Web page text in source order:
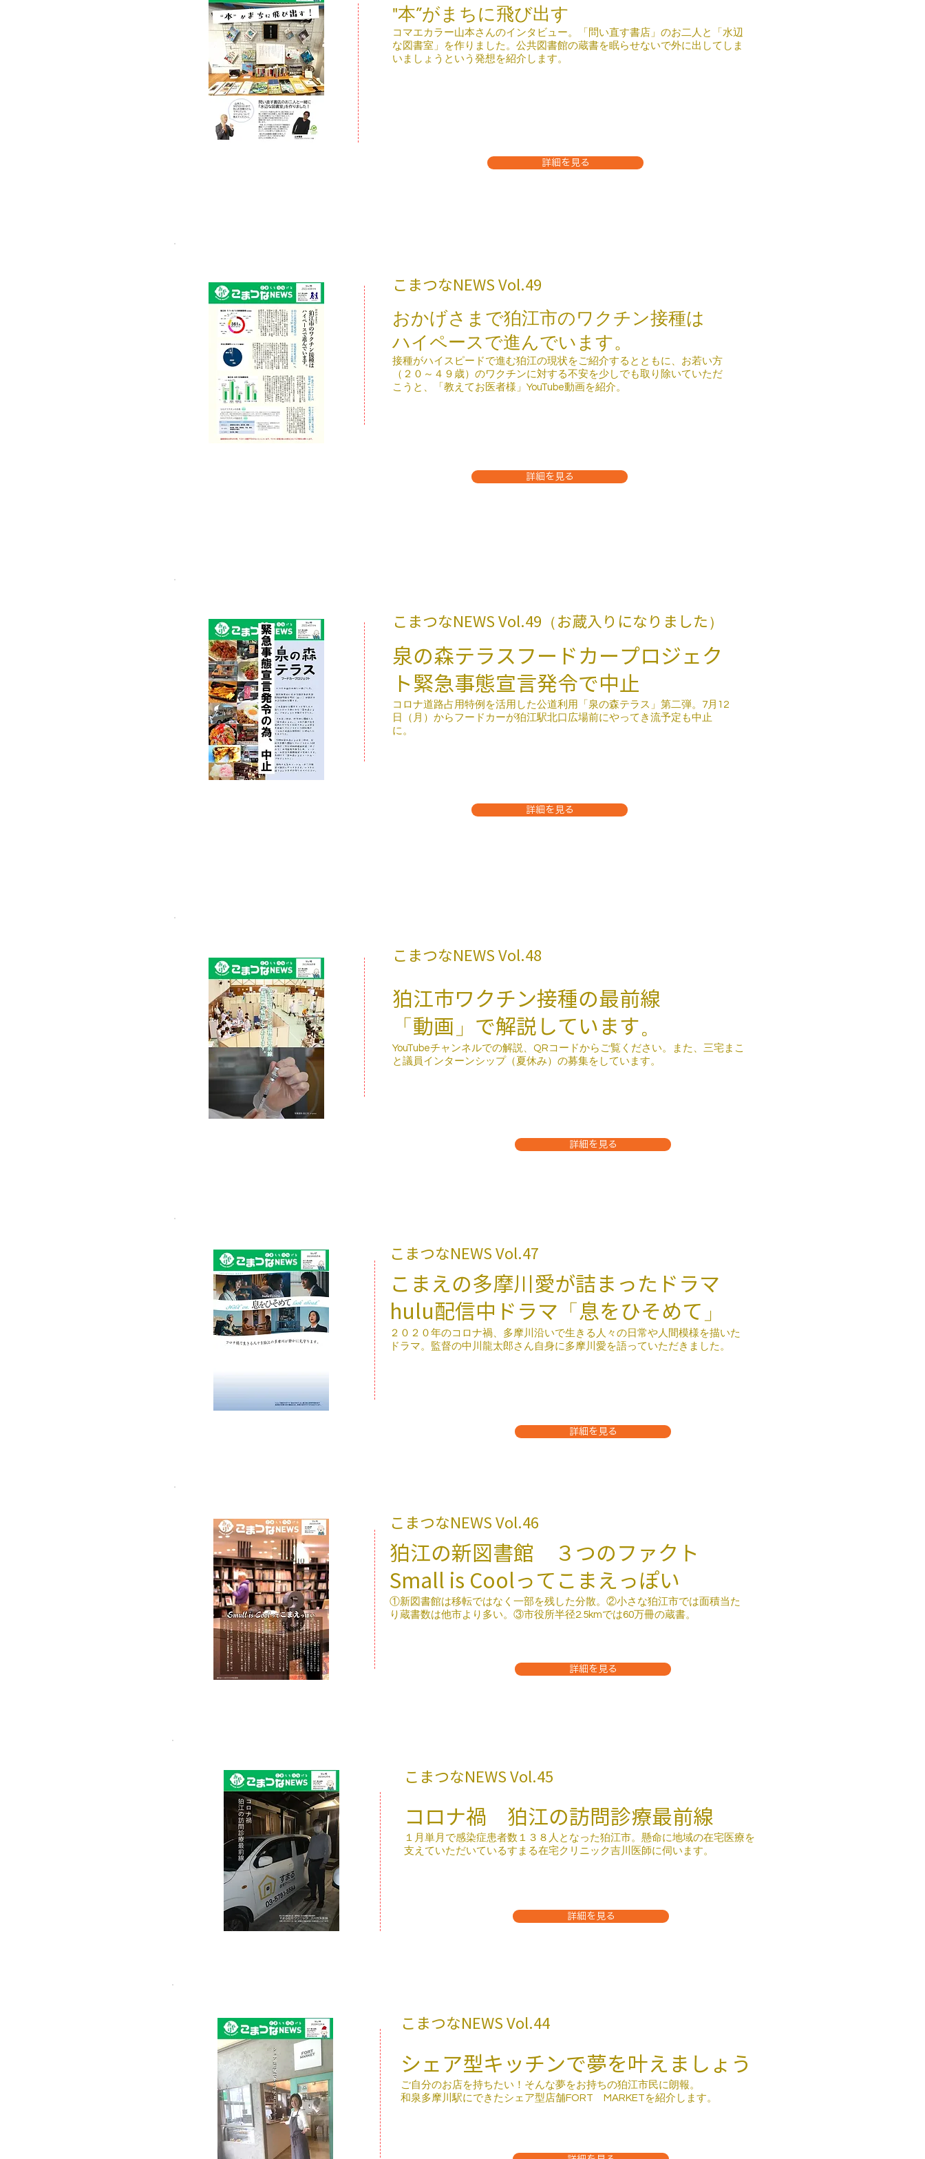
​"本”がまちに飛び出す
​コマエカラー山本さんのインタビュー。「問い直す書店」のお二人と「水辺
な図書室」を作りました。公共図書館の蔵書を眠らせないで外に出してしま
いましょうという発想を紹介します。
詳細を見る
こまつなNEWS ​Vol.49
おかげさまで狛江市のワクチン接種は
ハイペースで進んでいます。
​接種がハイスピードで進む狛江の現状をご紹介するとともに、お若い方
（２０～４９歳）のワクチンに対する不安を少しでも取り除いていただ
こうと、「教えてお医者様」YouTube動画を紹介。
詳細を見る
こまつなNEWS ​Vol.49（お蔵入りになりました）
泉の森テラスフードカープロジェク
ト緊急事態宣言発令で中止
コロナ道路占用特例を活用した公道利用「泉の森テラス」第二弾。7月12
日（月）からフードカーが狛江駅北口広場前にやってき流予定も中止
に。
詳細を見る
こまつなNEWS ​Vol.48
狛江市ワクチン接種の最前線
「動画」で解説しています。
​YouTubeチャンネルでの解説、QRコードからご覧ください。また、三宅まこ
と議員インターンシップ（夏休み）の募集をしています。
詳細を見る
こまつなNEWS ​Vol.47
こまえの多摩川愛が詰まったドラマ
hulu配信中ドラマ「息をひそめて」
​２０２０年のコロナ禍、多摩川沿いで生きる人々の日常や人間模様を描いた
ドラマ。監督の中川龍太郎さん自身に多摩川愛を語っていただきました。
詳細を見る
こまつなNEWS ​Vol.46
狛江の新図書館 ３つのファクト
Small is Coolってこまえっぽい
①新図書館は移転ではなく一部を残した分散。②小さな狛江市では面積当た
り蔵書数は他市より多い。③市役所半径2.5kmでは60万冊の蔵書。​
詳細を見る
こまつなNEWS ​Vol.45
コロナ禍 狛江の訪問診療最前線
１月単月で感染症患者数１３８人となった狛江市。懸命に地域の在宅医療を
​支えていただいているすまる在宅クリニック吉川医師に伺います。
詳細を見る
こまつなNEWS ​Vol.44
シェア型キッチンで夢を叶えましょう
ご自分のお店を持ちたい！そんな夢をお持ちの狛江市民に朗報。
​和泉多摩川駅にできたシェア型店舗FORT MARKETを紹介します。